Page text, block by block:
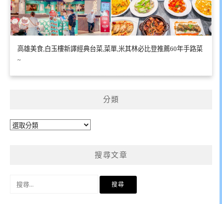
高雄美食,白玉樓新譯經典台菜,菜單,米其林必比登推薦60年手路菜
~
分類
分
搜尋文章